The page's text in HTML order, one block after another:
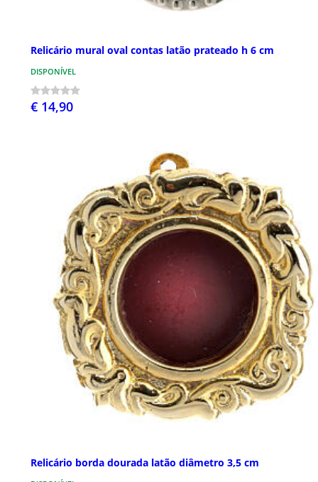
Relicário mural oval contas latão prateado h 6 cm
DISPONÍVEL
€ 14,90
Relicário borda dourada latão diâmetro 3,5 cm